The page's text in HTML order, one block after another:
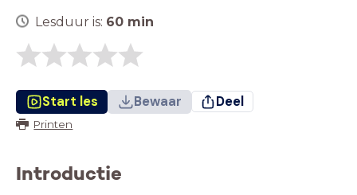
Lesduur is: 60 min
Start les Bewaar Deel
Printen
Introductie